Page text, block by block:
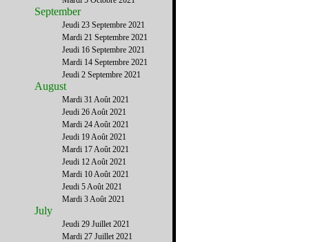
September
Jeudi 23 Septembre 2021
Mardi 21 Septembre 2021
Jeudi 16 Septembre 2021
Mardi 14 Septembre 2021
Jeudi 2 Septembre 2021
August
Mardi 31 Août 2021
Jeudi 26 Août 2021
Mardi 24 Août 2021
Jeudi 19 Août 2021
Mardi 17 Août 2021
Jeudi 12 Août 2021
Mardi 10 Août 2021
Jeudi 5 Août 2021
Mardi 3 Août 2021
July
Jeudi 29 Juillet 2021
Mardi 27 Juillet 2021